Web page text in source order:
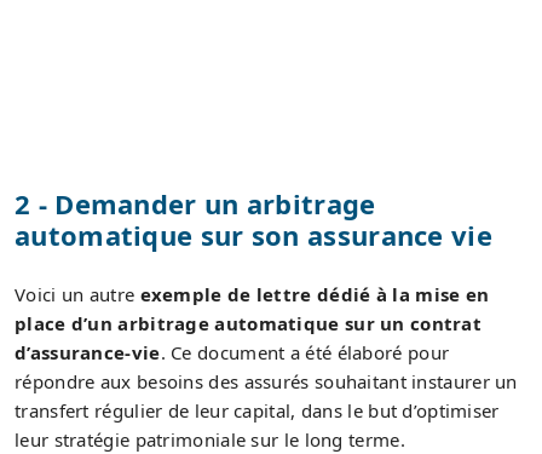
2 - Demander un arbitrage
automatique sur son assurance vie
Voici un autre exemple de lettre dédié à la mise en
place d’un arbitrage automatique sur un contrat
d’assurance-vie. Ce document a été élaboré pour
répondre aux besoins des assurés souhaitant instaurer un
transfert régulier de leur capital, dans le but d’optimiser
leur stratégie patrimoniale sur le long terme.